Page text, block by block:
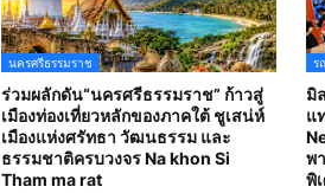
นครศรีธรรมราช
ร่วมผลักดัน“นครศรีธรรมราช” ก้าวสู่
เมืองท่องเที่ยวหลักของภาคใต้ ชูเสน่ห์
เมืองแห่งศรัทธา วัฒนธรรม และ
ธรรมชาติครบวงจร Na khon Si
Tham ma rat
ร
มิ
แ
พ
พิ